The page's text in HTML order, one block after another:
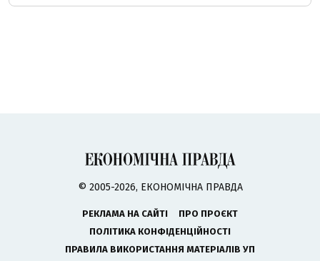
© 2005-2026, ЕКОНОМІЧНА ПРАВДА
РЕКЛАМА НА САЙТІ
ПРО ПРОЄКТ
ПОЛІТИКА КОНФІДЕНЦІЙНОСТІ
ПРАВИЛА ВИКОРИСТАННЯ МАТЕРІАЛІВ УП